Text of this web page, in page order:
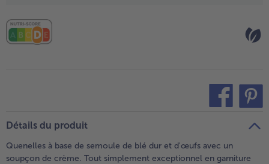
- 5 € à l’achat de 7 menus au choix
Détails du produit
Quenelles à base de semoule de blé dur et d'œufs avec un
soupçon de crème. Tout simplement exceptionnel en garniture